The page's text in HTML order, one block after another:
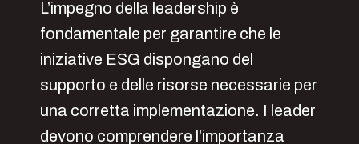
L’impegno della leadership è
fondamentale per garantire che le
iniziative ESG dispongano del
supporto e delle risorse necessarie per
una corretta implementazione. I leader
devono comprendere l’importanza